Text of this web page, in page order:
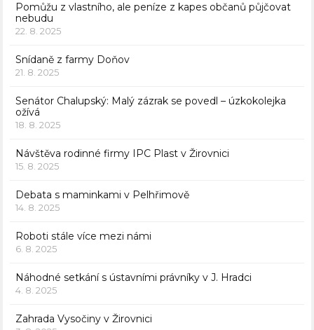
Pomůžu z vlastního, ale peníze z kapes občanů půjčovat
nebudu
22. 8. 2025
Snídaně z farmy Doňov
21. 8. 2025
Senátor Chalupský: Malý zázrak se povedl – úzkokolejka
ožívá
18. 8. 2025
Návštěva rodinné firmy IPC Plast v Žirovnici
15. 8. 2025
Debata s maminkami v Pelhřimově
14. 8. 2025
Roboti stále více mezi námi
6. 8. 2025
Náhodné setkání s ústavními právníky v J. Hradci
4. 8. 2025
Zahrada Vysočiny v Žirovnici